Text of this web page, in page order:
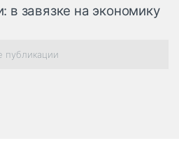
в завязке на экономику
публикации